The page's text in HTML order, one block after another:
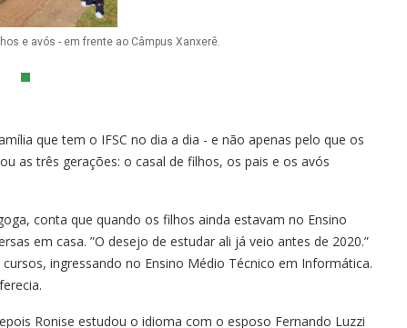
e avós - em frente ao Câmpus Xanxerê.
que tem o IFSC no dia a dia - e não apenas pelo que os
as três gerações: o casal de filhos, os pais e os avós
conta que quando os filhos ainda estavam no Ensino
em casa. ”O desejo de estudar ali já veio antes de 2020.”
ingressando no Ensino Médio Técnico em Informática.
Ronise estudou o idioma com o esposo Fernando Luzzi